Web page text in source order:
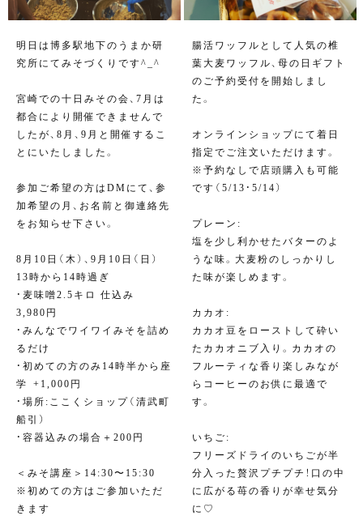
明日は博多駅地下のうまか研
究所にてみそづくりです^_^
宮崎での十日みその会、7月は
都合により開催できませんで
したが、8月、9月と開催するこ
とにいたしました。
参加ご希望の方はDMにて、参
加希望の月、お名前と御連絡先
をお知らせ下さい。
8月10日（木）、9月10日（日）
13時から14時過ぎ⁣
・麦味噌2.5キロ 仕込み
3,980円⁣
・みんなでワイワイみそを詰め
るだけ⁣
・初めての方のみ14時半から座
学⁣ +1,000円
・場所:ここくショップ（清武町
船引）⁣
⁣・容器込みの場合＋200円⁣
＜みそ講座＞14:30〜15:30
※初めての方はご参加いただ
きます
腸活ワッフルとして人気の椎
葉大麦ワッフル、母の日ギフト
のご予約受付を開始しまし
た。
オンラインショップにて着日
指定でご注文いただけます。
※予約なしで店頭購入も可能
です（5/13・5/14）
プレーン:
塩を少し利かせたバターのよ
うな味。大麦粉のしっかりし
た味が楽しめます。
カカオ:
カカオ豆をローストして砕い
たカカオニブ入り。カカオの
フルーティな香り楽しみなが
らコーヒーのお供に最適で
す。
いちご:
フリーズドライのいちごが半
分入った贅沢プチプチ！口の中
に広がる苺の香りが幸せ気分
に♡